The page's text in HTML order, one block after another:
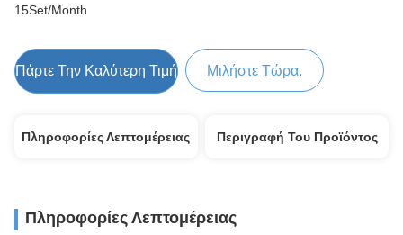
15Set/Month
Πάρτε Την Καλύτερη Τιμή Μιλήστε Τώρα.
Πληροφορίες Λεπτομέρειας Περιγραφή Του Προϊόντος
Πληροφορίες Λεπτομέρειας